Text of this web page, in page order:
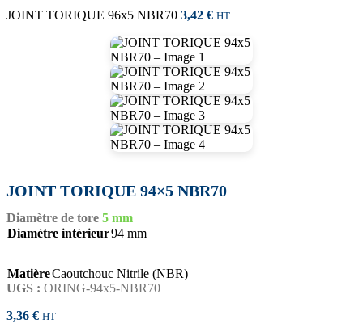
JOINT TORIQUE 96x5 NBR70 3,42 € HT
JOINT TORIQUE 94×5 NBR70
Diamètre de tore 5 mm
Diamètre intérieur94 mm
MatièreCaoutchouc Nitrile (NBR)
UGS : ORING-94x5-NBR70
3,36 € HT